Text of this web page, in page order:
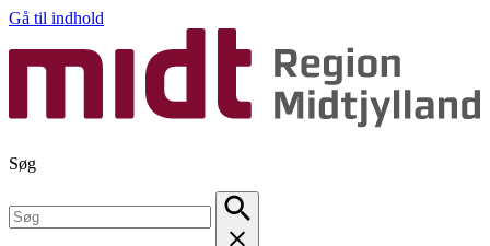
Gå til indhold
Søg